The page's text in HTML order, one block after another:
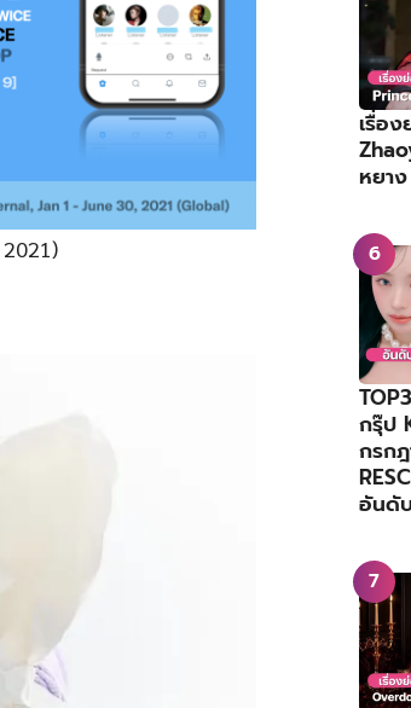
เรื่อ
หยา
กรุ๊ป
กรก
อันดับ